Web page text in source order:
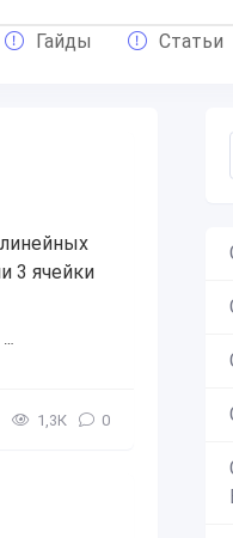
Гайды Статьи
3 ячейки
построение
1,3К 0